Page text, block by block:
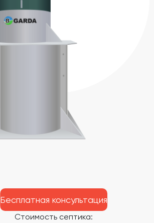
Стоимость септика:
Бесплатная консультация